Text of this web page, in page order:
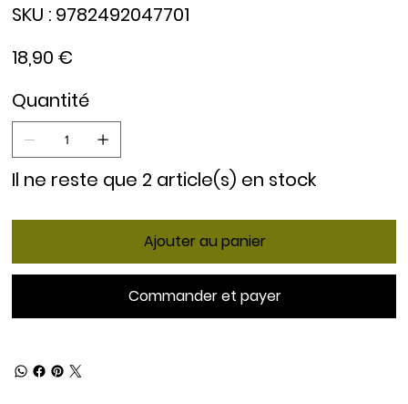
SKU : 9782492047701
9782492047701
18,90 €
Quantité
Il ne reste que 2 article(s) en stock
Ajouter au panier
Commander et payer